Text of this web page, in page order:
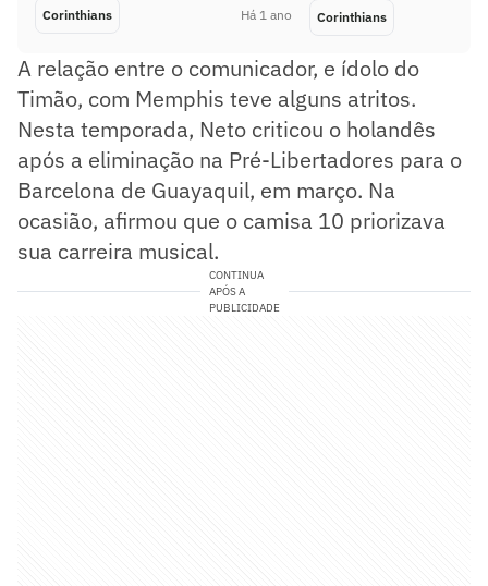
Corinthians Há 1 ano Corinthians
A relação entre o comunicador, e ídolo do
Timão, com Memphis teve alguns atritos.
Nesta temporada, Neto criticou o holandês
após a eliminação na Pré-Libertadores para o
Barcelona de Guayaquil, em março. Na
ocasião, afirmou que o camisa 10 priorizava
sua carreira musical.
CONTINUA
APÓS A
PUBLICIDADE